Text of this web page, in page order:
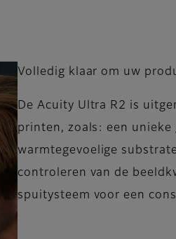
Volledig klaar om uw
De Acuity Ultra R2 is
printen, zoals: een
warmtegevoelige
controleren van de
spuitysteem voor een